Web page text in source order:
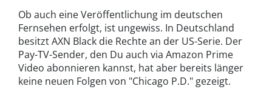
Ob auch eine Veröffentlichung im deutschen
Fernsehen erfolgt, ist ungewiss. In Deutschland
besitzt AXN Black die Rechte an der US-Serie. Der
Pay-TV-Sender, den Du auch via Amazon Prime
Video abonnieren kannst, hat aber bereits länger
keine neuen Folgen von "Chicago P.D." gezeigt.